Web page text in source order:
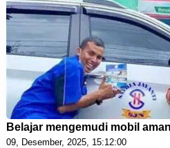
Belajar mengemudi mobil
09, Desember, 2025, 15:12:00